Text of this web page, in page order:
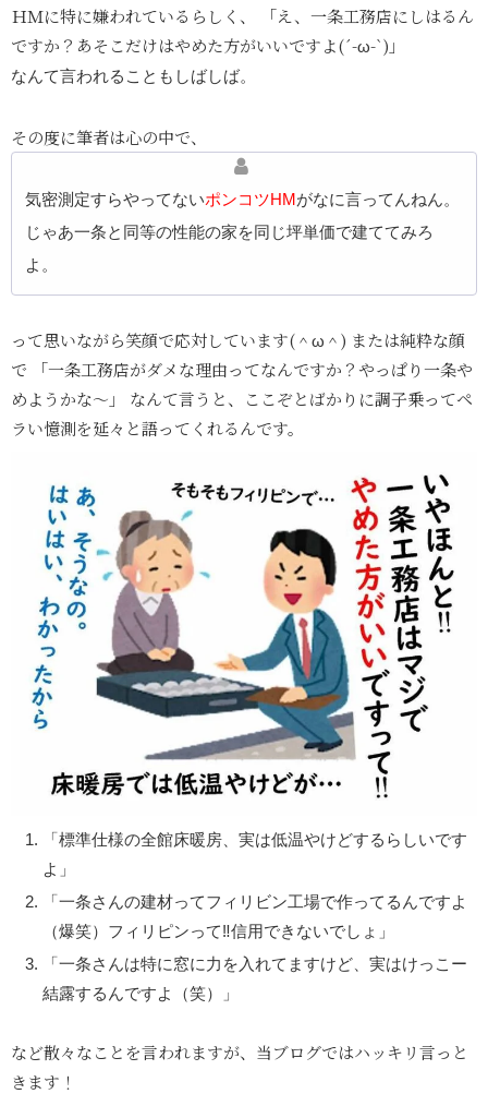
ＨＭに特に嫌われているらしく、 「え、一条工務店にしはるん
ですか？あそこだけはやめた方がいいですよ(´-ω-`)」
なんて言われることもしばしば。
その度に筆者は心の中で、
気密測定すらやってないポンコツHMがなに言ってんねん。
じゃあ一条と同等の性能の家を同じ坪単価で建ててみろ
よ。
って思いながら笑顔で応対しています(＾ω＾) または純粋な顔
で 「一条工務店がダメな理由ってなんですか？やっぱり一条や
めようかな〜」 なんて言うと、ここぞとばかりに調子乗ってペ
ラい憶測を延々と語ってくれるんです。
「標準仕様の全館床暖房、実は低温やけどするらしいです
よ」
「一条さんの建材ってフィリビン工場で作ってるんですよ
（爆笑）フィリピンって‼︎信用できないでしょ」
「一条さんは特に窓に力を入れてますけど、実はけっこー
結露するんですよ（笑）」
など散々なことを言われますが、当ブログではハッキリ言っと
きます！